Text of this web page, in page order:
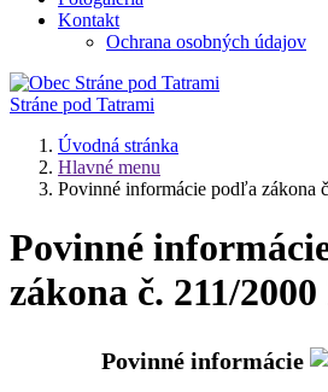
Kontakt
Ochrana osobných údajov
Stráne pod Tatrami
Úvodná stránka
Hlavné menu
Povinné informácie podľa zákona
Povinné
zákona č. 211/2000
Povinné informácie